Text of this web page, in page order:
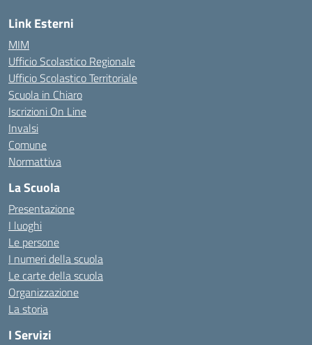
Link Esterni
MIM
Ufficio Scolastico Regionale
Ufficio Scolastico Territoriale
Scuola in Chiaro
Iscrizioni On Line
Invalsi
Comune
Normattiva
La Scuola
Presentazione
I luoghi
Le persone
I numeri della scuola
Le carte della scuola
Organizzazione
La storia
I Servizi